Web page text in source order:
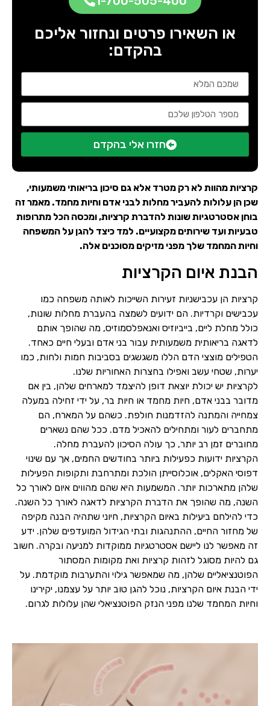
או השאירו פרטים ונחזור אליכם
בהקדם:
חזרו אלי בהקדם
קרציות מהוות לא רק מטרד אלא גם סיכון בריאותי משמעותי,
שכן הן עלולות להעביר מחלות לבני אדם וחיות מחמד. מאמר זה
בוחן אסטרטגיות שונות להדברת קרציות, ומכסה הכל מתרופות
טבעיות ועד שירותים מקצועיים. למד כיצד להגן על המשפחה
וחיות המחמד שלך מפני מזיקים מסוכנים אלה.
הבנת איום הקרציות
קרציות הן עכבישניות זעירות השייכות לאותה משפחה כמו
עכבישים וקרדיות. הם ידועים לשמצה בהעברת מחלות שונות,
כולל מחלת ליים, בייביוזיס ואנאפלסמוזיס, מה שהופך אותם
לדאגה בריאותית משמעותית עבור בני אדם ובעלי חיים כאחד.
הטפילים מוצצי הדם הללו משגשגים בסביבות חמות ולחות, כמו
יערות, שטחי עשב ואפילו בחצרות האחוריות שלנו.
לקרציות יש יכולת יוצאת דופן להיצמד למארחים שלהן, בין אם
מדובר בבני אדם, חיות מחמד או חיות בר, על ידי זחילה במעלה
צמחייה והמתנה להזדמנות חולפת. כשהם על המארח, הם
מתחברים לעור ומתחילים להאכיל מדם. ככל שהם נשארים
מחוברים זמן רב יותר, כך עולה הסיכון להעברת מחלה.
הקרציות ידועות כפעילות ביותר בחודשים החמים, אך עם שינוי
דפוסי האקלים, אוכלוסייתן הולכת ומתרחבת ותקופות הפעילות
שלהן מתארכות יותר. המשמעות היא שהם מהווים איום לאורך כל
השנה, מה שהופך את הדברת הקרציות לדאגה לאורך כל השנה.
כדי להילחם ביעילות באיום הקרציות, חיוני שתהיה הבנה מקיפה
של מחזור החיים, ההתנהגות ובתי הגידול המועדפים שלהן. ידע
זה מאפשר לנו ליישם אסטרטגיות ממוקדות למניעה ובקרה. חשוב
גם להיות מסוגל לזהות קרציות ואת מקומות המסתור
הפוטנציאליים שלהן, מה שמאפשר גילוי והתערבות מוקדמת. על
ידי הבנת איום הקרציות, נוכל להגן טוב יותר על עצמנו, יקירינו
וחיות המחמד שלנו מפני הנזק הפוטנציאלי שהן עלולות לגרום.